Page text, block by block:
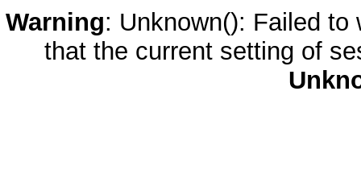
Warning: Unknown(): Failed
that the current setting of